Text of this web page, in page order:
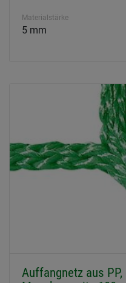
Materialstärke
5 mm
Auffangnetz aus